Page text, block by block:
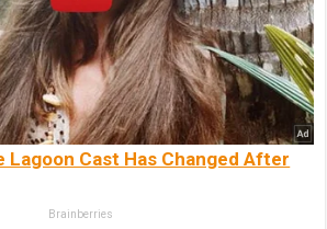
Lagoon Cast Has Changed After
Brainberries